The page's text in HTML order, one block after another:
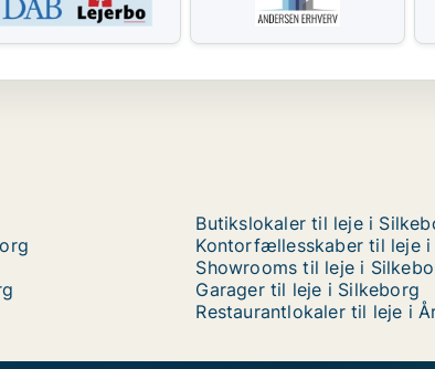
Butikslokaler til leje i
Kontorfællesskaber til leje i
Showrooms til leje i
Garager til leje i Silkeborg
Restaurantlokaler til leje i